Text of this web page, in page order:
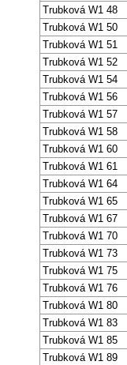
Trubková W1 48
Trubková W1 50
Trubková W1 51
Trubková W1 52
Trubková W1 54
Trubková W1 56
Trubková W1 57
Trubková W1 58
Trubková W1 60
Trubková W1 61
Trubková W1 64
Trubková W1 65
Trubková W1 67
Trubková W1 70
Trubková W1 73
Trubková W1 75
Trubková W1 76
Trubková W1 80
Trubková W1 83
Trubková W1 85
Trubková W1 89